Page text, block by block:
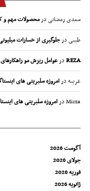
سعدی رمضانیدرمحصولات مهم و
طیبیدرجلوگیری از خسارات
REZAدرعوامل ریزش مو
غریبهدرامروزه سلبریتی های
Mirzaدرامروزه سلبریتی های
آگوست 2026
جولای 2026
فوریه 2026
ژانویه 2026